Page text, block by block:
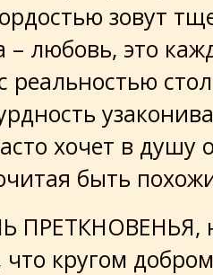
зовут
– любовь, это
реальностью
хочет в душу
быть
ПРЕТКНОВЕНЬЯ,
кругом